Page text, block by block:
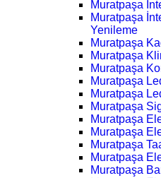
Muratpaşa
Muratpaşa
Yenileme
Muratpaşa
Muratpaşa
Muratpaşa
Muratpaşa
Muratpaşa
Muratpaşa
Muratpaşa
Muratpaşa
Muratpaşa
Muratpaşa
Muratpaşa